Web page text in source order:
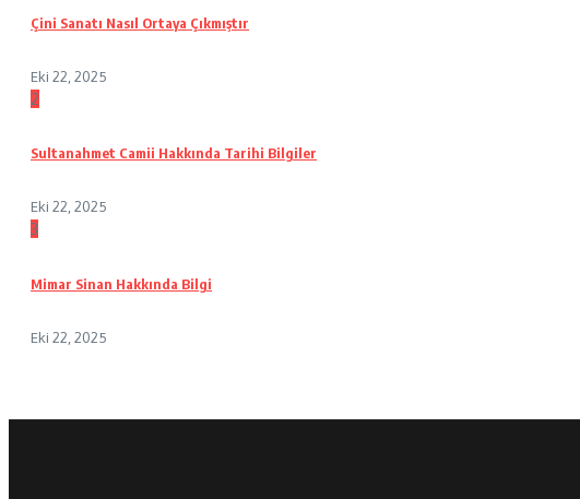
Çini Sanatı Nasıl Ortaya Çıkmıştır
Eki 22, 2025
2
Sultanahmet Camii Hakkında Tarihi Bilgiler
Eki 22, 2025
3
Mimar Sinan Hakkında Bilgi
Eki 22, 2025